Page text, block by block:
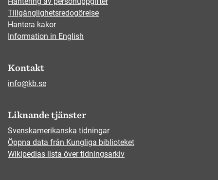
Tillgänglighetsredogörelse
Hantera kakor
Information in English
Kontakt
info@kb.se
Liknande tjänster
Svenskamerikanska tidningar
Öppna data från Kungliga biblioteket
Wikipedias lista över tidningsarkiv